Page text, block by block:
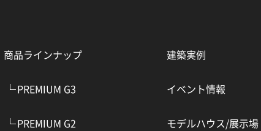
商品ラインナップ
PREMIUM G3
PREMIUM G2
建築実例
イベント情報
モデルハウス/展示場